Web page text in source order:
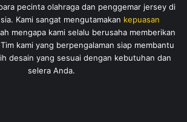
pecinta olahraga dan penggemar jersey di
Kami sangat mengutamakan kepuasan
mengapa kami selalu berusaha memberikan
kami yang berpengalaman siap membantu
desain yang sesuai dengan kebutuhan dan
selera Anda.